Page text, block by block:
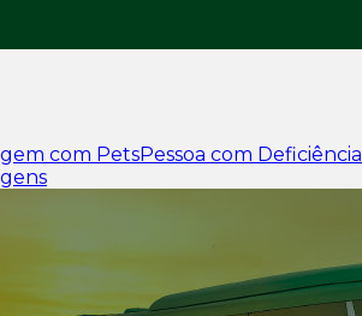
com PetsPessoa com Deficiência